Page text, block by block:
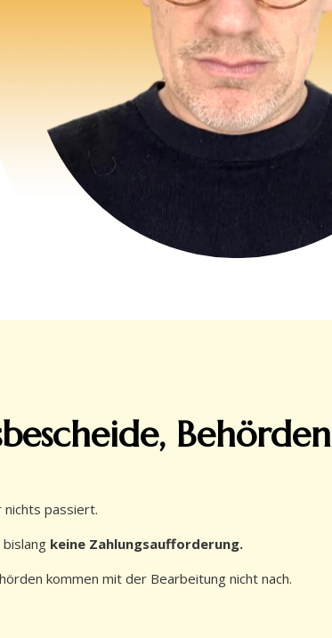
Behörden
nichts passiert.
keine Zahlungsaufforderung.
kommen mit der Bearbeitung nicht nach.